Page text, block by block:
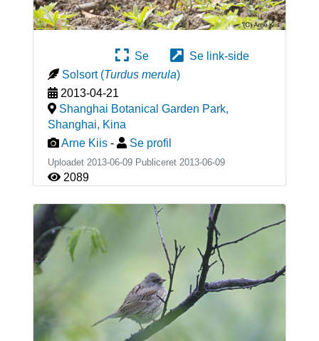
Se
Se link-side
Solsort (Turdus merula)
2013-04-21
Shanghai Botanical Garden Park,
Shanghai, Kina
Arne Kiis - Se profil
Uploadet 2013-06-09 Publiceret 2013-06-09
2089